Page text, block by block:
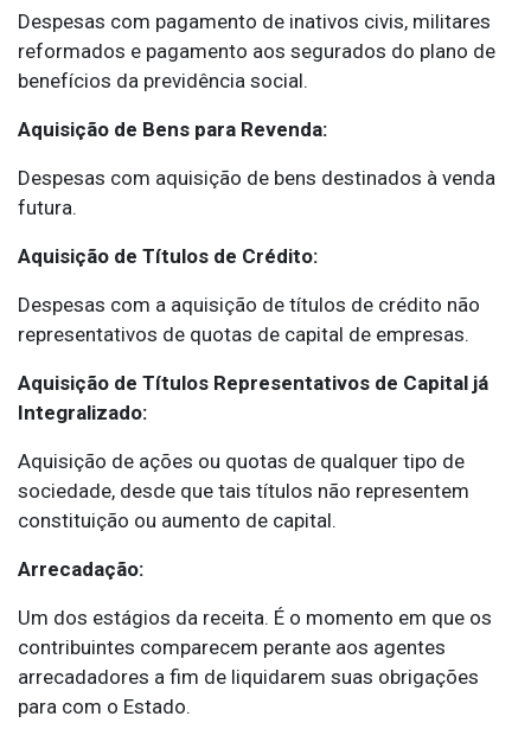
Despesas com pagamento de inativos civis, militares
reformados e pagamento aos segurados do plano de
benefícios da previdência social.
Aquisição de Bens para Revenda:
Despesas com aquisição de bens destinados à venda
futura.
Aquisição de Títulos de Crédito:
Despesas com a aquisição de títulos de crédito não
representativos de quotas de capital de empresas.
Aquisição de Títulos Representativos de Capital já
Integralizado:
Aquisição de ações ou quotas de qualquer tipo de
sociedade, desde que tais títulos não representem
constituição ou aumento de capital.
Arrecadação:
Um dos estágios da receita. É o momento em que os
contribuintes comparecem perante aos agentes
arrecadadores a fim de liquidarem suas obrigações
para com o Estado.